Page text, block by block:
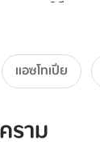
ราชินีทรร
สิ่งมีชีวิต
แอซโทเปีย
ราม